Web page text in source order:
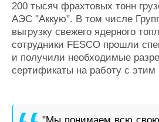
200 тысяч фрахтовых тонн
АЭС "Аккую". В том числе
выгрузку свежего ядерного
сотрудники FESCO прошли
и получили необходимые
сертификаты на работу с этим